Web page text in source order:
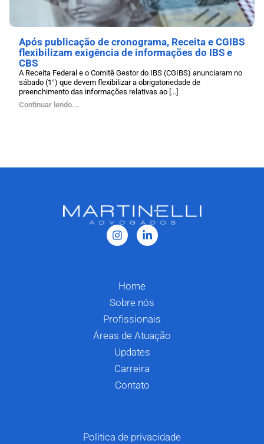
Após publicação de cronograma, Receita e CGIBS
flexibilizam exigência de informações do IBS e
CBS
A Receita Federal e o Comitê Gestor do IBS (CGIBS) anunciaram no
sábado (1°) que devem flexibilizar a obrigatoriedade de
preenchimento das informações relativas ao [...]
Continuar lendo...
Home
Sobre nós
Profissionais
Áreas de Atuação
Updates
Carreira
Contato
Politica de privacidade